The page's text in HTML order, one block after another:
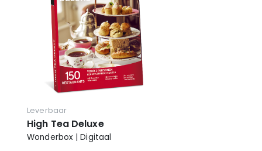
Leverbaar
High Tea Deluxe
Wonderbox | Digitaal